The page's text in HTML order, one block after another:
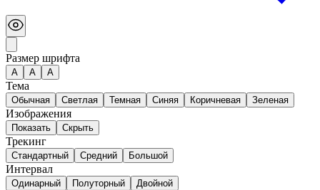
Размер шрифта
А A A
Тема
Обычная Светлая Темная Синяя Коричневая Зеленая
Изображения
Показать Скрыть
Трекинг
Стандартный Средний Большой
Интервал
Одинарный Полуторный Двойной